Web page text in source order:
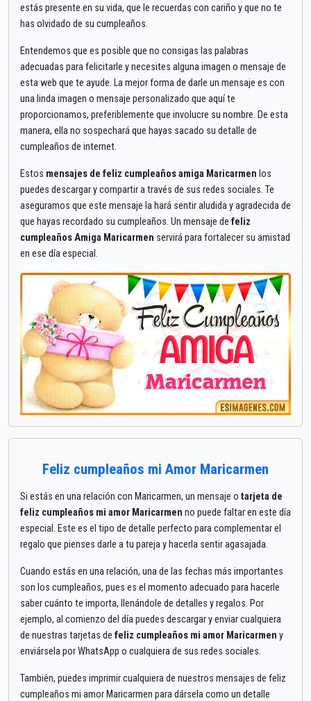
estás presente en su vida, que le recuerdas con cariño y que no te
has olvidado de su cumpleaños.
Entendemos que es posible que no consigas las palabras
adecuadas para felicitarle y necesites alguna imagen o mensaje de
esta web que te ayude. La mejor forma de darle un mensaje es con
una linda imagen o mensaje personalizado que aquí te
proporcionamos, preferiblemente que involucre su nombre. De esta
manera, ella no sospechará que hayas sacado su detalle de
cumpleaños de internet.
Estos mensajes de feliz cumpleaños amiga Maricarmen los
puedes descargar y compartir a través de sus redes sociales. Te
aseguramos que este mensaje la hará sentir aludida y agradecida de
que hayas recordado su cumpleaños. Un mensaje de feliz
cumpleaños Amiga Maricarmen servirá para fortalecer su amistad
en ese día especial.
Feliz cumpleaños mi Amor Maricarmen
Si estás en una relación con Maricarmen, un mensaje o tarjeta de
feliz cumpleaños mi amor Maricarmen no puede faltar en este día
especial. Este es el tipo de detalle perfecto para complementar el
regalo que pienses darle a tu pareja y hacerla sentir agasajada.
Cuando estás en una relación, una de las fechas más importantes
son los cumpleaños, pues es el momento adecuado para hacerle
saber cuánto te importa, llenándole de detalles y regalos. Por
ejemplo, al comienzo del día puedes descargar y enviar cualquiera
de nuestras tarjetas de feliz cumpleaños mi amor Maricarmen y
enviársela por WhatsApp o cualquiera de sus redes sociales.
También, puedes imprimir cualquiera de nuestros mensajes de feliz
cumpleaños mi amor Maricarmen para dársela como un detalle